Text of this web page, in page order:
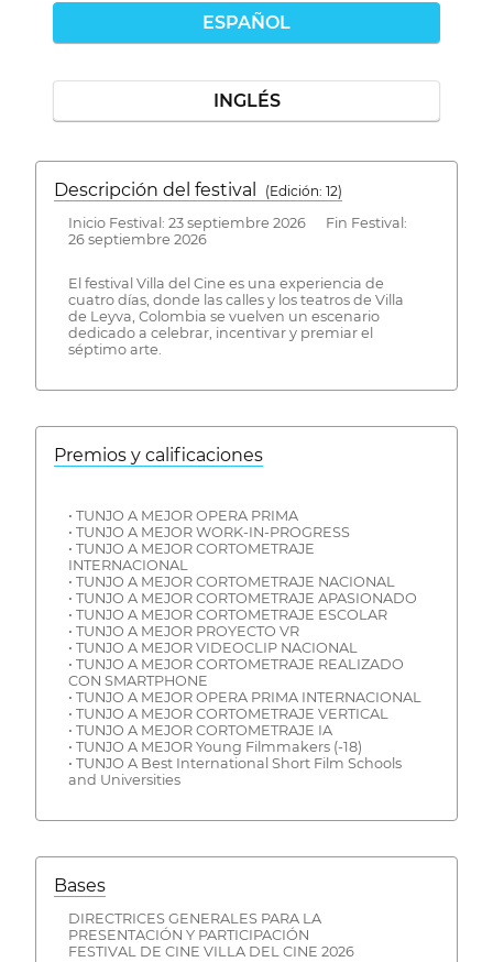
ESPAÑOL
INGLÉS
Descripción del festival
( Edición: 12)
Inicio Festival: 23 septiembre 2026 Fin Festival:
26 septiembre 2026
El festival Villa del Cine es una experiencia de
cuatro días, donde las calles y los teatros de Villa
de Leyva, Colombia se vuelven un escenario
dedicado a celebrar, incentivar y premiar el
séptimo arte.
Premios y calificaciones
• TUNJO A MEJOR OPERA PRIMA
• TUNJO A MEJOR WORK-IN-PROGRESS
• TUNJO A MEJOR CORTOMETRAJE
INTERNACIONAL
• TUNJO A MEJOR CORTOMETRAJE NACIONAL
• TUNJO A MEJOR CORTOMETRAJE APASIONADO
• TUNJO A MEJOR CORTOMETRAJE ESCOLAR
• TUNJO A MEJOR PROYECTO VR
• TUNJO A MEJOR VIDEOCLIP NACIONAL
• TUNJO A MEJOR CORTOMETRAJE REALIZADO
CON SMARTPHONE
• TUNJO A MEJOR OPERA PRIMA INTERNACIONAL
• TUNJO A MEJOR CORTOMETRAJE VERTICAL
• TUNJO A MEJOR CORTOMETRAJE IA
• TUNJO A MEJOR Young Filmmakers (-18)
• TUNJO A Best International Short Film Schools
and Universities
Bases
DIRECTRICES GENERALES PARA LA
PRESENTACIÓN Y PARTICIPACIÓN
FESTIVAL DE CINE VILLA DEL CINE 2026